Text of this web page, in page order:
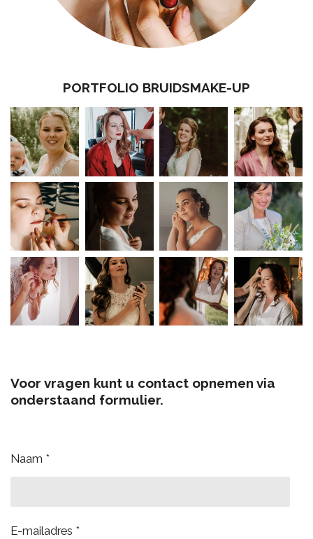
PORTFOLIO BRUIDSMAKE-UP
Voor vragen kunt u contact opnemen via
onderstaand formulier.
Naam *
E-mailadres *